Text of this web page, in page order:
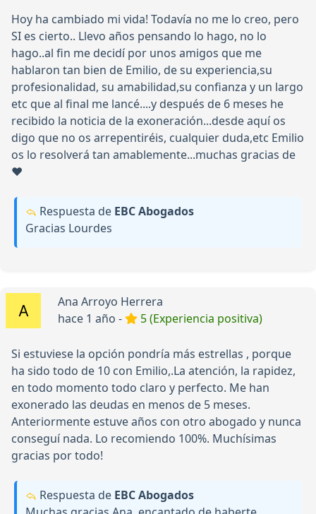
Hoy ha cambiado mi vida! Todavía no me lo creo, pero
SI es cierto.. Llevo años pensando lo hago, no lo
hago..al fin me decidí por unos amigos que me
hablaron tan bien de Emilio, de su experiencia,su
profesionalidad, su amabilidad,su confianza y un largo
etc que al final me lancé....y después de 6 meses he
recibido la noticia de la exoneración...desde aquí os
digo que no os arrepentiréis, cualquier duda,etc Emilio
os lo resolverá tan amablemente...muchas gracias de
❤️
Respuesta de EBC Abogados
Gracias Lourdes
Ana Arroyo Herrera
hace 1 año -
5 (Experiencia positiva)
Si estuviese la opción pondría más estrellas , porque
ha sido todo de 10 con Emilio,.La atención, la rapidez,
en todo momento todo claro y perfecto. Me han
exonerado las deudas en menos de 5 meses.
Anteriormente estuve años con otro abogado y nunca
conseguí nada. Lo recomiendo 100%. Muchísimas
gracias por todo!
Respuesta de EBC Abogados